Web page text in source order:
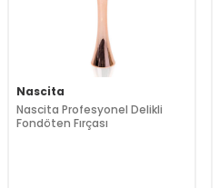
Nascita
Nascita Profesyonel Delikli
Fondöten Fırçası